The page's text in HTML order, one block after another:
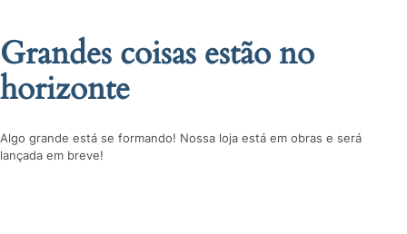
Grandes coisas estão no
horizonte
Algo grande está se formando! Nossa loja está em obras e será
lançada em breve!